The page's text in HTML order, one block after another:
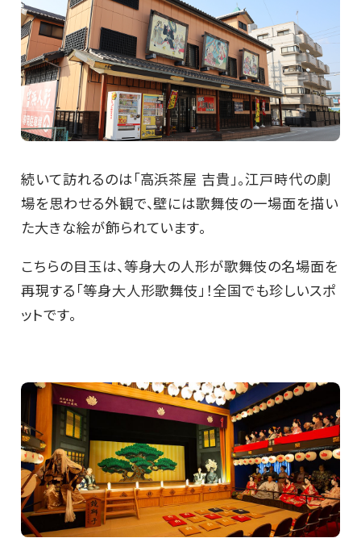
続いて訪れるのは「高浜茶屋 吉貴」。江戸時代の劇
場を思わせる外観で、壁には歌舞伎の一場面を描い
た大きな絵が飾られています。
こちらの目玉は、等身大の人形が歌舞伎の名場面を
再現する「等身大人形歌舞伎」！全国でも珍しいスポ
ットです。